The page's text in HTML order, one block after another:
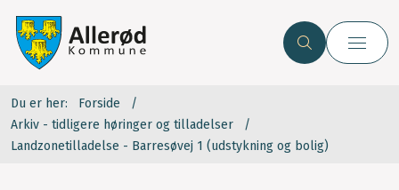
Du er her:
Forside
Arkiv - tidligere høringer og tilladelser
Landzonetilladelse - Barresøvej 1 (udstykning og bolig)